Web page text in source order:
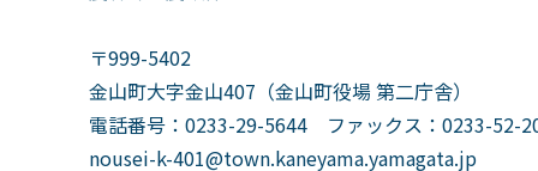
〒999-5402
金山町大字金山407（金山町役場 第二庁舎）
電話番号：0233-29-5644 ファックス：0233-52-
nousei-k-401@town.kaneyama.yamagata.jp